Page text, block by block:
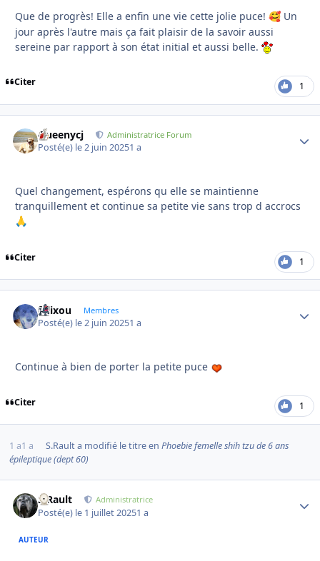
Que de progrès! Elle a enfin une vie cette jolie puce! 🥰 Un
jour après l'autre mais ça fait plaisir de la savoir aussi
sereine par rapport à son état initial et aussi belle.
Citer 1
Queenycj Administratrice Forum
Posté(e) le 2 juin 20251 a
Quel changement, espérons qu elle se maintienne
tranquillement et continue sa petite vie sans trop d accrocs
🙏
Citer 1
felixou Membres
Posté(e) le 2 juin 20251 a
Continue à bien de porter la petite puce
Citer 1
1 a1 a S.Raulta modifié le titre en Phoebie femelle shih tzu de 6 ans
épileptique (dept 60)
S.Rault Administratrice
Posté(e) le 1 juillet 20251 a
AUTEUR